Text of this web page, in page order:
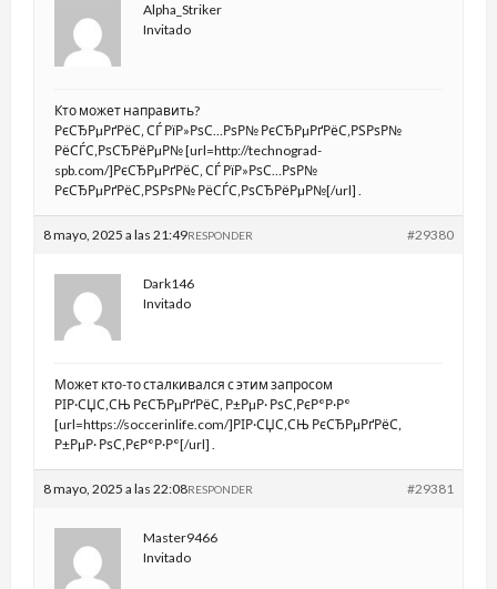
Alpha_Striker
Invitado
Кто может направить?
РєСЂРµРґРёС‚ СЃ РїР»РѕС…РѕР№ РєСЂРµРґРёС‚РЅРѕР№
РёСЃС‚РѕСЂРёРµР№ [url=http://technograd-
spb.com/]РєСЂРµРґРёС‚ СЃ РїР»РѕС…РѕР№
РєСЂРµРґРёС‚РЅРѕР№ РёСЃС‚РѕСЂРёРµР№[/url] .
8 mayo, 2025 a las 21:49 #29380
RESPONDER
Dark146
Invitado
Может кто-то сталкивался с этим запросом
РІР·СЏС‚СЊ РєСЂРµРґРёС‚ Р±РµР· РѕС‚РєР°Р·Р°
[url=https://soccerinlife.com/]РІР·СЏС‚СЊ РєСЂРµРґРёС‚
Р±РµР· РѕС‚РєР°Р·Р°[/url] .
8 mayo, 2025 a las 22:08 #29381
RESPONDER
Master9466
Invitado